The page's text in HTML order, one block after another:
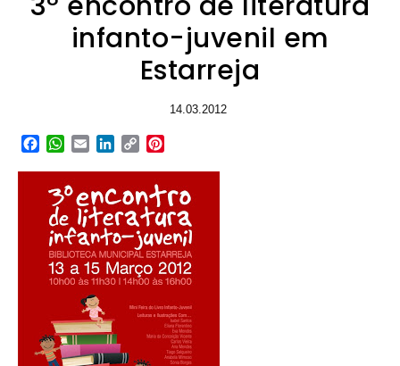
infanto-juvenil em
Estarreja
14.03.2012
Facebook
WhatsApp
EmailLinkedIn
Copy